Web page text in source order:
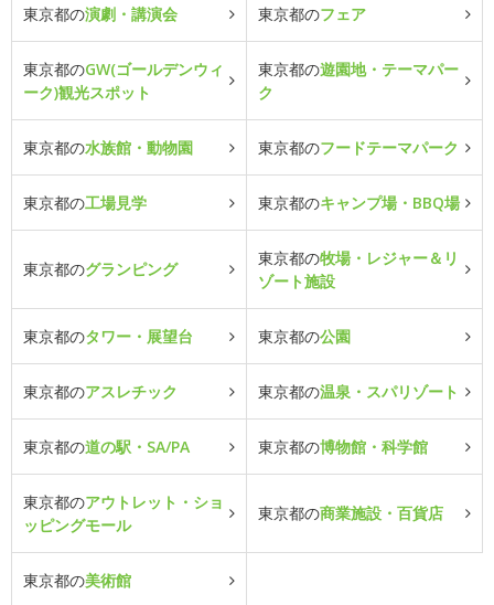
東京都の演劇・講演会 東京都のフェア
東京都のGW(ゴールデンウィ
ーク)観光スポット
東京都の遊園地・テーマパー
ク
東京都の水族館・動物園 東京都のフードテーマパーク
東京都の工場見学 東京都のキャンプ場・BBQ場
東京都のグランピング
東京都の牧場・レジャー＆リ
ゾート施設
東京都のタワー・展望台 東京都の公園
東京都のアスレチック 東京都の温泉・スパリゾート
東京都の道の駅・SA/PA 東京都の博物館・科学館
東京都のアウトレット・ショ
ッピングモール
東京都の商業施設・百貨店
東京都の美術館